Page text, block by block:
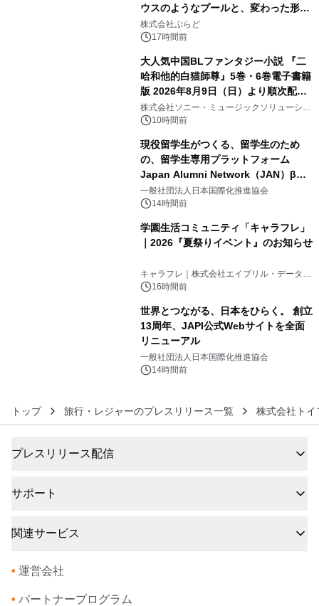
ウスのようなプールと、変わった形の
サウナも 「THE BOXY AWAJI」のお
得な素泊まり連泊プランで
株式会社ぷらど
17時間前
大人気中国BLファンタジー小説 『二
哈和他的白猫師尊』5巻・6巻電子書籍
版 2026年8月9日（日）より順次配信
開始
株式会社ソニー・ミュージックソリューショ
ンズ10時間前
現役留学生がつくる、留学生のため
の、留学生専用プラットフォーム
Japan Alumni Network（JAN）β版
をリリース
一般社団法人日本国際化推進協会
14時間前
学園生活コミュニティ「キャラフレ」
｜2026『夏祭りイベント』のお知らせ
キャラフレ｜株式会社エイプリル・データ・
デザインズ
16時間前
世界とつながる、日本をひらく。 創立
13周年、JAPI公式Webサイトを全面
リニューアル
一般社団法人日本国際化推進協会
14時間前
トップ 旅行・レジャーのプレスリリース一覧 株式会社ト
プレスリリース配信
サポート
関連サービス
• 運営会社
• パートナープログラム